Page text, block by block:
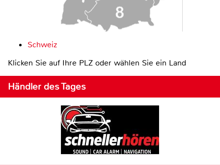
Schweiz
Klicken Sie auf Ihre PLZ oder wählen Sie ein Land
Händler des Tages